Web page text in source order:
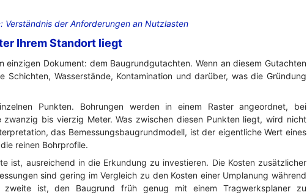
Verständnis der Anforderungen an Nutzlasten
Ihrem Standort liegt
Dokument: dem Baugrundgutachten. Wenn an diesem Gutachten
Wasserstände, Kontamination und darüber, was die Gründung
Punkten. Bohrungen werden in einem Raster angeordnet, bei
zwanzig bis vierzig Meter. Was zwischen diesen Punkten liegt, wird nicht
das Bemessungsbaugrundmodell, ist der eigentliche Wert eines
reinen Bohrprofile.
ist, ausreichend in die Erkundung zu investieren. Die Kosten zusätzlicher
sind gering im Vergleich zu den Kosten einer Umplanung während
zweite ist, den Baugrund früh genug mit einem Tragwerksplaner zu